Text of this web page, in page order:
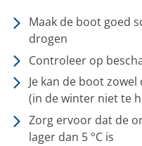
Maak de boot goed
drogen
Controleer op
Je kan de boot
(in de winter niet te
Zorg ervoor dat de
lager dan 5 °C is